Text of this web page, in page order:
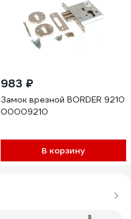
983 ₽
Замок врезной BORDER 9210
00009210
В корзину